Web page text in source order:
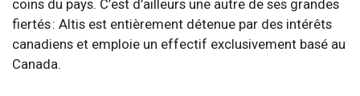
coins du pays. C’est d’ailleurs une autre de ses grandes
fiertés : Altis est entièrement détenue par des intérêts
canadiens et emploie un effectif exclusivement basé au
Canada.